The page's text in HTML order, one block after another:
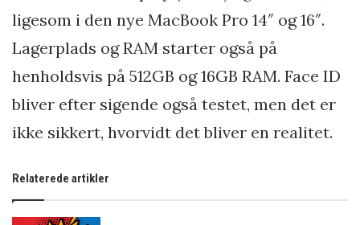
ligesom i den nye MacBook Pro 14″ og 16″.
Lagerplads og RAM starter også på
henholdsvis på 512GB og 16GB RAM. Face ID
bliver efter sigende også testet, men det er
ikke sikkert, hvorvidt det bliver en realitet.
Relaterede artikler